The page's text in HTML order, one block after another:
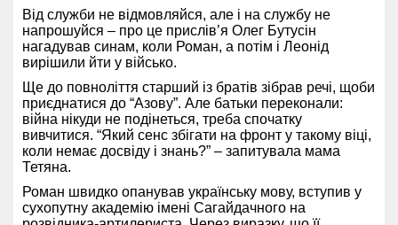
Від служби не відмовляйся, але і на службу не
напрошуйся – про це прислів’я Олег Бутусін
нагадував синам, коли Роман, а потім і Леонід
вирішили йти у військо.
Ще до повноліття старший із братів зібрав речі, щоби
приєднатися до “Азову”. Але батьки переконали:
війна нікуди не подінеться, треба спочатку
вивчитися. “Який сенс збігати на фронт у такому віці,
коли немає досвіду і знань?” – запитувала мама
Тетяна.
Роман швидко опанував українську мову, вступив у
сухопутну академію імені Сагайдачного на